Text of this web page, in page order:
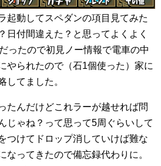
起動してスペダンの項目見てみた
日付間違えた？と思ってよくよく
ったので初見ノー情報で電車の中
やられたので（石1個使った）家に
してました。
たんだけどこれラーが越せれば問
じゃね？って思って5周ぐらいして
つけてドロップ消していけば難な
なってきたので備忘録代わりに。